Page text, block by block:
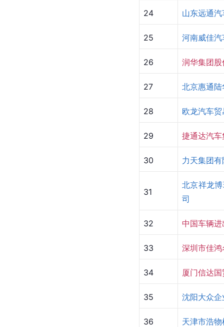
24 山东远通
25 河南威佳
26 润华集团
27 北京惠通
28 欧龙汽车
29 捷通达汽
30 力天集团
31
北京祥龙
司
32 中国车辆
33 深圳市佳
34 厦门信达
35 沈阳大众
36 天津市浩